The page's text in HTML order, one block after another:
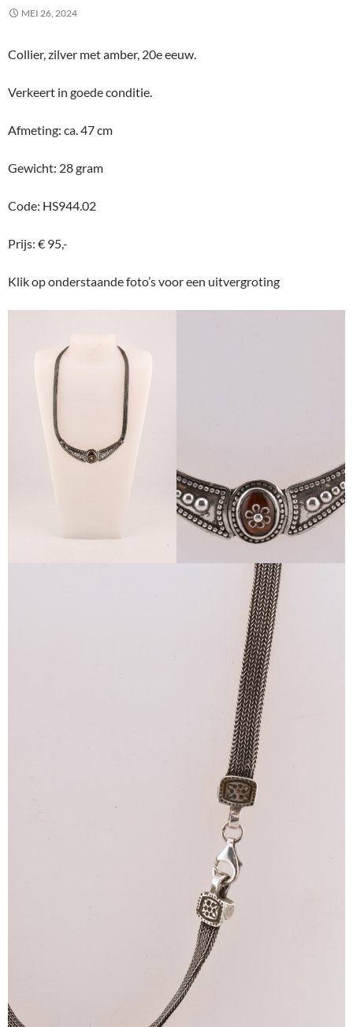
MEI 26, 2024
Collier, zilver met amber, 20e eeuw.
Verkeert in goede conditie.
Afmeting: ca. 47 cm
Gewicht: 28 gram
Code: HS944.02
Prijs: € 95,-
Klik op onderstaande foto’s voor een uitvergroting